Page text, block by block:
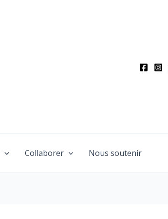
Collaborer Nous soutenir